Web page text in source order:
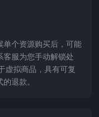
单个资源购买后，可能
客服为您手动解锁处
虚拟商品，具有可复
退款。